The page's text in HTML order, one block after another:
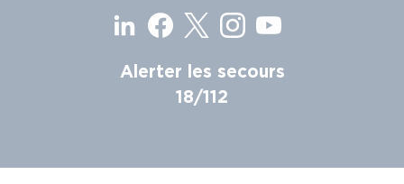
Alerter les secours
18/112